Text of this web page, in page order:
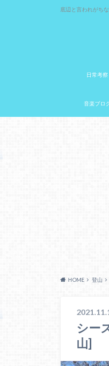
底辺と言われがち
日常考察
音楽ブロ
HOME 登山
シー
山]